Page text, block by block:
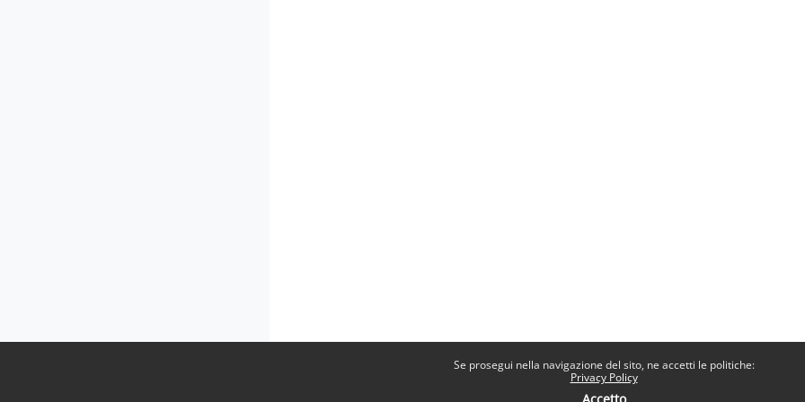
Se prosegui nella navigazione del sito, ne accetti le politiche:
Privacy Policy